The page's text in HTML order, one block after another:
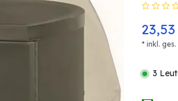
23,53
* inkl.
3